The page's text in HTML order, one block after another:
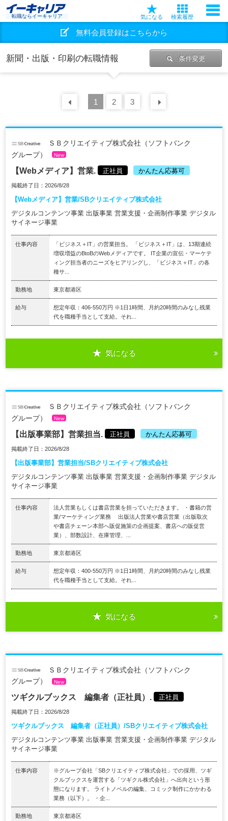
転職ならイーキャリア 気になる 検索履歴
無料会員登録はこちらから
新聞・出版・印刷の転職情報 条件変更
前の 30
1 2 3
ＳＢクリエイティブ株式会社（ソフトバンク
グループ）
New
【Webメディア】営業. 正社員 かんたん応募可
掲載終了日：2026/8/28
【Webメディア】営業/SBクリエイティブ株式会社
デジタルコンテンツ事業 出版事業 営業支援・企画制作事業 デジタル
サイネージ事業
仕事内容
「ビジネス＋IT」の営業担当。 「ビジネス＋IT」は、13期連続
増収増益のBtoBのWebメディアです。 IT企業の宣伝・マーケテ
ィング担当者のニーズをヒアリングし、「ビジネス＋IT」の各
種サ...
勤務地 東京都港区
給与
想定年収：406-550万円 ※1日1時間、月約20時間のみなし残業
代を職種手当として支給。それ...
気になる
ＳＢクリエイティブ株式会社（ソフトバンク
グループ）
New
【出版事業部】営業担当. 正社員 かんたん応募可
掲載終了日：2026/8/28
【出版事業部】営業担当/SBクリエイティブ株式会社
デジタルコンテンツ事業 出版事業 営業支援・企画制作事業 デジタル
サイネージ事業
仕事内容
法人営業もしくは書店営業を担っていただきます。 ・書籍の営
業/マーケティング業務 出版法人営業や書店営業（出版取次
や書店チェーン本部へ販促施策の企画提案、書店への販促営
業）、部数設計、在庫管理、...
勤務地 東京都港区
給与
想定年収：400-550万円 ※1日1時間、月約20時間のみなし残業
代を職種手当として支給。それ...
気になる
ＳＢクリエイティブ株式会社（ソフトバンク
グループ）
New
ツギクルブックス 編集者（正社員）. 正社員
掲載終了日：2026/8/28
ツギクルブックス 編集者（正社員）/SBクリエイティブ株式会社
デジタルコンテンツ事業 出版事業 営業支援・企画制作事業 デジタル
サイネージ事業
仕事内容
※グループ会社「SBクリエイティブ株式会社」での採用、ツギ
クルブックスを運営する「ツギクル株式会社」へ出向という形
態になります。 ライトノベルの編集、コミック制作にかかわる
業務（以下）。 ・企...
勤務地 東京都港区